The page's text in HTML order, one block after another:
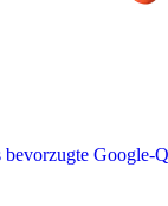
Google-